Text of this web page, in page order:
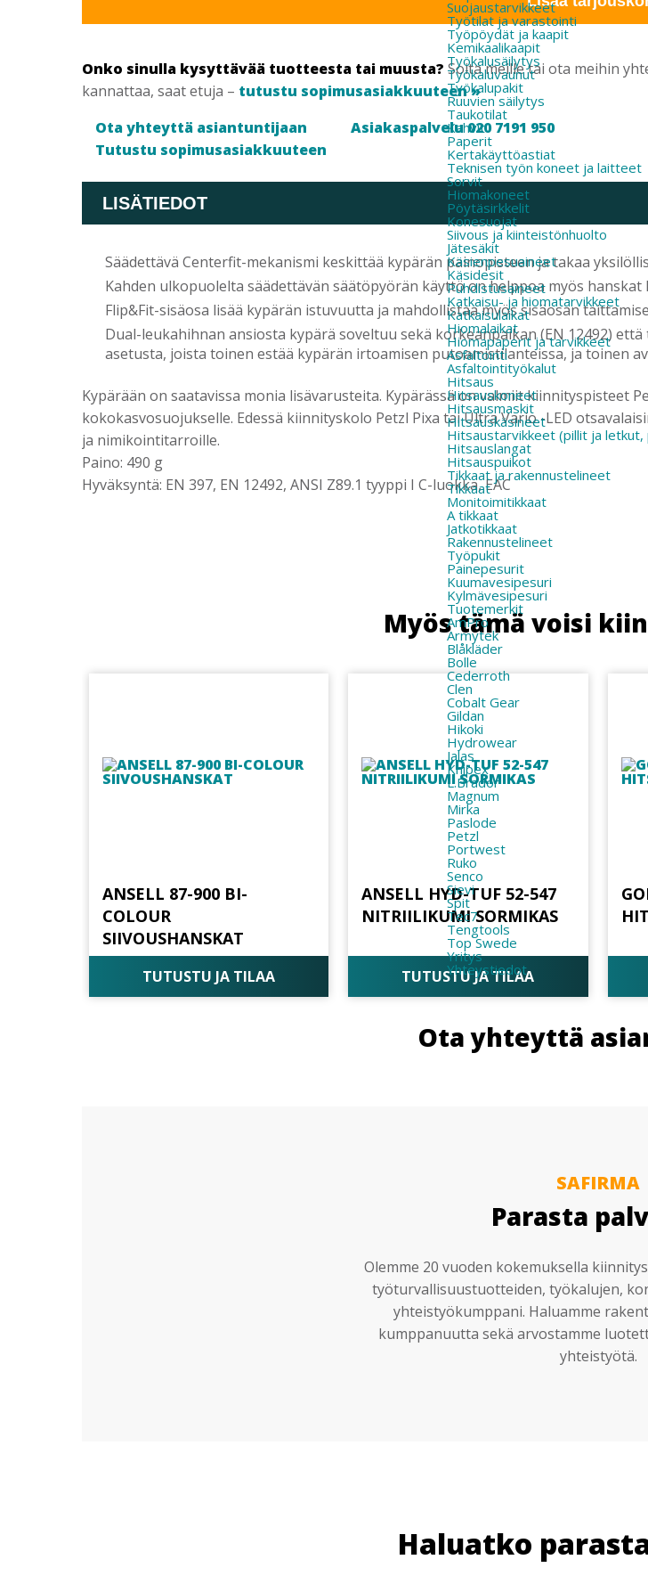
Suojaustarvikkeet
Työtilat ja varastointi
Työpöydät ja kaapit
Kemikaalikaapit
Työkalusäilytys
Työkaluvaunut
Työkalupakit
Ruuvien säilytys
Taukotilat
Kahvit
Paperit
Kertakäyttöastiat
Teknisen työn koneet ja laitteet
Sorvit
Hiomakoneet
Pöytäsirkkelit
Konesuojat
Siivous ja kiinteistönhuolto
Jätesäkit
Käsienpesuaineet
Käsidesit
Puhdistusaineet
Katkaisu- ja hiomatarvikkeet
Katkaisulaikat
Hiomalaikat
Hiomapaperit ja tarvikkeet
Asfaltointi
Asfaltointityökalut
Hitsaus
Hitsauskoneet
Hitsausmaskit
Hitsauskäsineet
Hitsaustarvikkeet (pillit ja letkut,
Hitsauslangat
Hitsauspuikot
Tikkaat ja rakennustelineet
Tikkaat
Monitoimitikkaat
A tikkaat
Jatkotikkaat
Rakennustelineet
Työpukit
Painepesurit
Kuumavesipesuri
Kylmävesipesuri
Tuotemerkit
AmPro
Armytek
Blåkläder
Bolle
Cederroth
Clen
Cobalt Gear
Gildan
Hikoki
Hydrowear
Jalas
Knipex
L.Brador
Magnum
Mirka
Paslode
Petzl
Portwest
Ruko
Senco
Sievi
Spit
Tec7
Tengtools
Top Swede
Yritys
Yhteystiedot
Onko sinulla kysyttävää tuotteesta tai muusta? Soita meille tai ota meihin
kannattaa, saat etuja – tutustu sopimusasiakkuuteen »
Ota yhteyttä asiantuntijaan
Asiakaspalvelu 020 7191 950
Tutustu sopimusasiakkuuteen
LISÄTIEDOT
Säädettävä Centerfit-mekanismi keskittää kypärän painopisteen ja takaa
Kahden ulkopuolelta säädettävän säätöpyörän käyttö on helppoa myös hanskat
Flip&Fit-sisäosa lisää kypärän istuvuutta ja mahdollistaa myös sisäosan
Dual-leukahihnan ansiosta kypärä soveltuu sekä korkeanpaikan (EN 12492)
asetusta, joista toinen estää kypärän irtoamisen putoamistilanteissa, ja toinen
Kypärään on saatavissa monia lisävarusteita. Kypärässä on valmiit kiinnityspisteet
kokokasvosuojukselle. Edessä kiinnityskolo Petzl Pixa tai Ultra Vario -LED
ja nimikointitarroille.
Paino: 490 g
Hyväksyntä: EN 397, EN 12492, ANSI Z89.1 tyyppi I C-luokka, EAC
Myös tämä voisi
ANSELL 87-900 BI-
COLOUR
SIIVOUSHANSKAT
TUTUSTU JA TILAA
ANSELL HYD-TUF 52-547
NITRIILIKUMI SORMIKAS
TUTUSTU JA TILAA
Ota yhteyttä
SAFIRMA
Parasta
Olemme 20 vuoden kokemuksella
työturvallisuustuotteiden, työkalujen,
yhteistyökumppani. Haluamme
kumppanuutta sekä arvostamme
yhteistyötä.
Haluatko